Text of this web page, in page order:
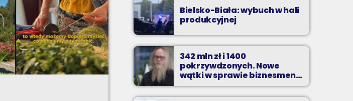
Bielsko-Biała: wybuch w hali
produkcyjnej
342 mln zł i 1400
pokrzywdzonych. Nowe
wątki w sprawie biznesmena
z Bielska-Białej